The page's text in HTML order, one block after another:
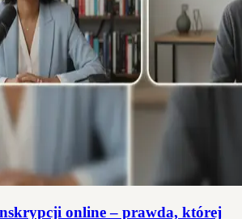
online – prawda, której